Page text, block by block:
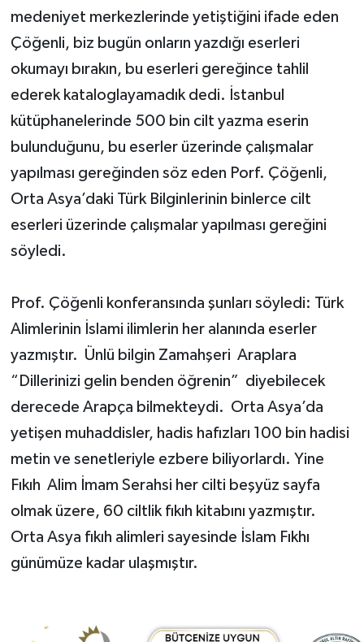
medeniyet merkezlerinde yetiştiğini ifade eden
Çöğenli, biz bugün onların yazdığı eserleri
okumayı bırakın, bu eserleri gereğince tahlil
ederek kataloglayamadık dedi. İstanbul
kütüphanelerinde 500 bin cilt yazma eserin
bulunduğunu, bu eserler üzerinde çalışmalar
yapılması gereğinden söz eden Porf. Çöğenli,
Orta Asya’daki Türk Bilginlerinin binlerce cilt
eserleri üzerinde çalışmalar yapılması gereğini
söyledi.
Prof. Çöğenli konferansında şunları söyledi: Türk
Alimlerinin İslami ilimlerin her alanında eserler
yazmıştır. Ünlü bilgin Zamahşeri Araplara
“Dillerinizi gelin benden öğrenin” diyebilecek
derecede Arapça bilmekteydi. Orta Asya’da
yetişen muhaddisler, hadis hafızları 100 bin hadisi
metin ve senetleriyle ezbere biliyorlardı. Yine
Fıkıh Alim İmam Serahsi her cilti beşyüz sayfa
olmak üzere, 60 ciltlik fıkıh kitabını yazmıştır.
Orta Asya fıkıh alimleri sayesinde İslam Fıkhı
günümüze kadar ulaşmıştır.